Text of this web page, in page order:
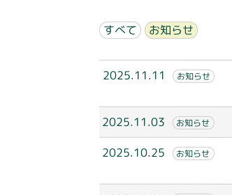
すべて お知らせ
2025.11.11 お知らせ
2025.11.03 お知らせ
2025.10.25 お知らせ